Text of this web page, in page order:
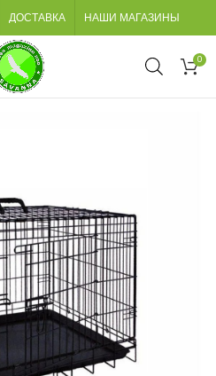
ДОСТАВКА НАШИ МАГАЗИНЫ
0